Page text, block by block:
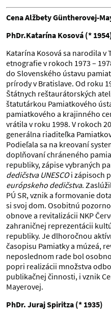
Cena Alžbety Güntherovej-
PhDr.Katarína Kosová (*
Katarína Kosová sa narodila v
etnografie v rokoch 1973 –
do Slovenského ústavu
prírody v Bratislave. Od roku
Štátnych reštaurátorských
štatutárkou Pamiatkového
pamiatkového a krajinného
vrátila v roku 1998. V rokoch
generálna riaditeľka
Podieľala sa na kreovaní
doplňovaní chráneného
republiky, zápise vybraných
dedičstva UNESCOi zápisoch
európskeho dedičstva.
PÚ SR, vznik a formovanie
si svoj dom. Osobitnú
obnove a revitalizácii NKP
zahraničnej reprezentácii
republiky. Je dlhoročnou
časopisu Pamiatky a múzeá,
neposlednom rade bol
popri realizácii množstva
publikačnej činnosti, i vznik
Mayerovej.
PhDr. Juraj Spiritza (* 1935)